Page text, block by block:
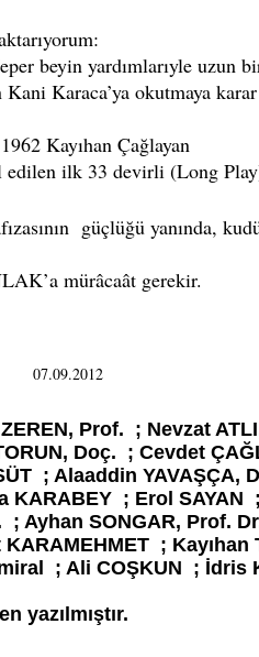
beyin yardımlarıyle uzun
Karaca’ya okutmaya
Kayıhan Çağlayan
edilen ilk 33 devirli (Long
güçlüğü yanında,
mürâcaât gerekir.
07.09.2012
; Nevzat ATLI,
Doç. ; Cevdet
; Alaaddin YAVAŞÇA,
; Erol SAYAN
Ayhan SONGAR, Prof.
; Kayıhan
; Ali COŞKUN ;
yazılmıştır.